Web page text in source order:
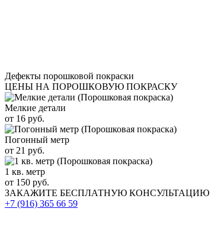
Дефекты порошковой покраски
ЦЕНЫ НА ПОРОШКОВУЮ ПОКРАСКУ
Мелкие детали
от 16 руб.
Погонный метр
от 21 руб.
1 кв. метр
от 150 руб.
ЗАКАЖИТЕ БЕСПЛАТНУЮ КОНСУЛЬТАЦИЮ
+7 (916) 365 66 59